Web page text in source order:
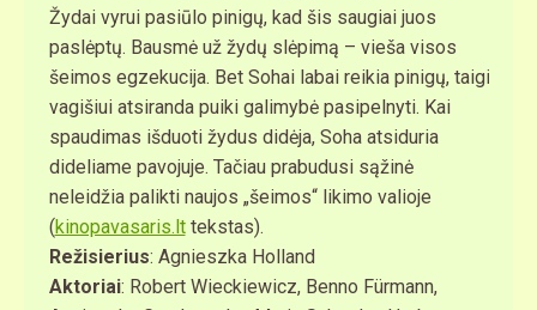
Žydai vyrui pasiūlo pinigų, kad šis saugiai juos
paslėptų. Bausmė už žydų slėpimą – vieša visos
šeimos egzekucija. Bet Sohai labai reikia pinigų, taigi
vagišiui atsiranda puiki galimybė pasipelnyti. Kai
spaudimas išduoti žydus didėja, Soha atsiduria
dideliame pavojuje. Tačiau prabudusi sąžinė
neleidžia palikti naujos „šeimos“ likimo valioje
(kinopavasaris.lttekstas).
Režisierius: Agnieszka Holland
Aktoriai: Robert Wieckiewicz, Benno Fürmann,